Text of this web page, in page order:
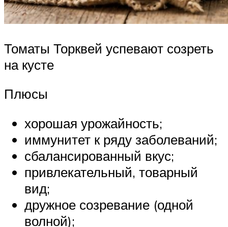
Томаты Торквей успевают созреть
на кусте
Плюсы
хорошая урожайность;
иммунитет к ряду заболеваний;
сбалансированный вкус;
привлекательный, товарный
вид;
дружное созревание (одной
волной);